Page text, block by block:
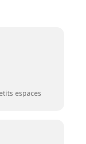
espaces